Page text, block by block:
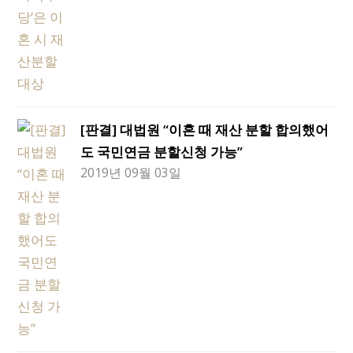
[판결] 대법원 “이혼 때 재산 분할 합의했어
도 국민연금 분할신청 가능”
2019년 09월 03일